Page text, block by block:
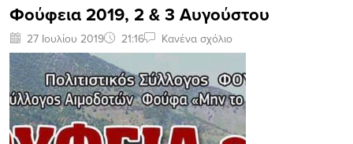
Φούφεια 2019, 2 & 3 Aυγούστου
27 Ιουλίου 2019 21:16 Κανένα σχόλιο